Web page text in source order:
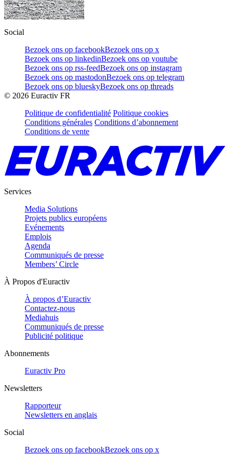
Social
Bezoek ons op facebookBezoek ons op x
Bezoek ons op linkedinBezoek ons op youtube
Bezoek ons op rss-feedBezoek ons op instagram
Bezoek ons op mastodonBezoek ons op telegram
Bezoek ons op blueskyBezoek ons op threads
© 2026 Euractiv FR
Politique de confidentialité Politique cookies
Conditions générales Conditions d’abonnement
Conditions de vente
Services
Media Solutions
Projets publics européens
Evénements
Emplois
Agenda
Communiqués de presse
Members’ Circle
À Propos d'Euractiv
À propos d’Euractiv
Contactez-nous
Mediahuis
Communiqués de presse
Publicité politique
Abonnements
Euractiv Pro
Newsletters
Rapporteur
Newsletters en anglais
Social
Bezoek ons op facebookBezoek ons op x